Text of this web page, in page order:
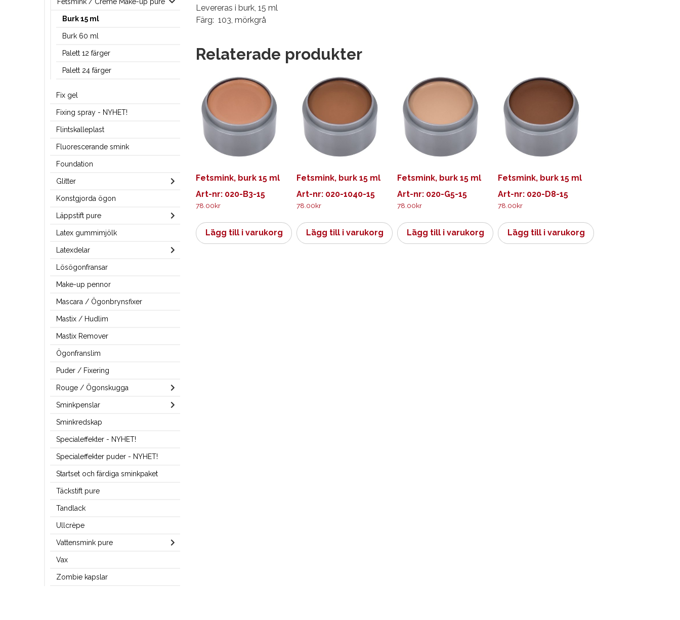
Burk 15 ml
Burk 60 ml
Palett 12 färger
Palett 24 färger
Fix gel
Fixing spray - NYHET!
Flintskalleplast
Fluorescerande smink
Foundation
Glitter
Konstgjorda ögon
Läppstift pure
Latex gummimjölk
Latexdelar
Lösögonfransar
Make-up pennor
Mascara / Ögonbrynsfixer
Mastix / Hudlim
Mastix Remover
Ögonfranslim
Puder / Fixering
Rouge / Ögonskugga
Sminkpenslar
Sminkredskap
Specialeffekter - NYHET!
Specialeffekter puder - NYHET!
Startset och färdiga sminkpaket
Täckstift pure
Tandlack
Ullcrèpe
Vattensmink pure
Vax
Zombie kapslar
Levereras i burk, 15 ml
Färg: 103, mörkgrå
Relaterade produkter
Fetsmink, burk 15 ml
Art-nr: 020-B3-15
78.00kr
Lägg till i varukorg
Fetsmink, burk 15 ml
Art-nr: 020-1040-15
78.00kr
Lägg till i varukorg
Fetsmink, burk 15 ml
Art-nr: 020-G5-15
78.00kr
Lägg till i varukorg
Fetsmink, burk 15 ml
Art-nr: 020-D8-15
78.00kr
Lägg till i varukorg